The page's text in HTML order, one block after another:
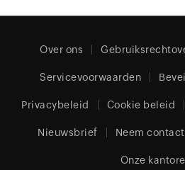
Over ons
Servicevoorwaarden
Privacybeleid Cookie beleid
Nieuwsbrief Neem
Onze